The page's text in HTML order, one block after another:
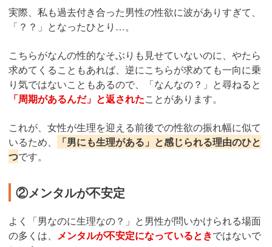
実際、私も過去付き合った男性の性欲に波がありすぎて、
「？？」となったひとり…。
こちらがなんの性的なそぶりも見せていないのに、やたら
求めてくることもあれば、逆にこちらが求めても一向に乗
り気ではないこともあるので、「なんなの？」と尋ねると
「周期があるんだ」と返されたことがあります。
これが、女性が生理を迎える前後での性欲の振れ幅に似て
いるため、
「男にも生理がある」と感じられる理由のひと
つです。
②メンタルが不安定
よく「男なのに生理なの？」と男性が問いかけられる場面
の多くは、 メンタルが不安定になっているときではないで